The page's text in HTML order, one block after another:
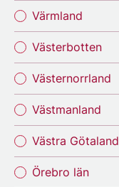
Värmland
Västerbotten
Västernorrland
Västmanland
Västra Götaland
Örebro län